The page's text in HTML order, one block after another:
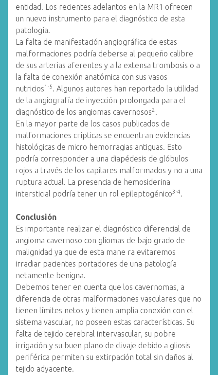
entidad. Los recientes adelantos en la MR1 ofrecen
un nuevo instrumento para el diagnóstico de esta
patología.
La falta de manifestación angiográfica de estas
malformaciones podría deberse al pequeño calibre
de sus arterias aferentes y a la extensa trombosis o a
la falta de conexión anatómica con sus vasos
nutricios1-5. Algunos autores han reportado la utilidad
de la angiografía de inyección prolongada para el
diagnóstico de los angiomas cavernosos2 .
En la mayor parte de los casos publicados de
malformaciones crípticas se encuentran evidencias
histológicas de micro hemorragias antiguas. Esto
podría corresponder a una diapédesis de glóbulos
rojos a través de los capilares malformados y no a una
ruptura actual. La presencia de hemosiderina
intersticial podría tener un rol epileptogénico3-4.
Conclusión
Es importante realizar el diagnóstico diferencial de
angioma cavernoso con gliomas de bajo grado de
malignidad ya que de esta mane ra evitaremos
irradiar pacientes portadores de una patología
netamente benigna.
Debemos tener en cuenta que los cavernomas, a
diferencia de otras malformaciones vasculares que no
tienen límites netos y tienen amplia conexión con el
sistema vascular, no poseen estas características. Su
falta de tejido cerebral intervascular, su pobre
irrigación y su buen plano de clivaje debido a gliosis
periférica permiten su extirpación total sin daños al
tejido adyacente.